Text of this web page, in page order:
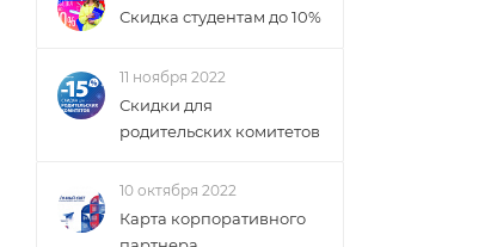
Скидка студентам до 10%
11 ноября 2022
Скидки для
родительских комитетов
10 октября 2022
Карта корпоративного